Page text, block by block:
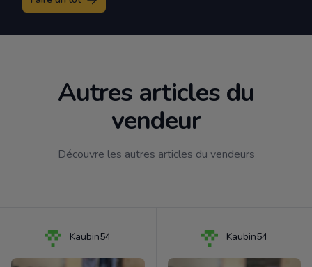
Autres articles du
vendeur
Découvre les autres articles du vendeurs
Kaubin54 Kaubin54